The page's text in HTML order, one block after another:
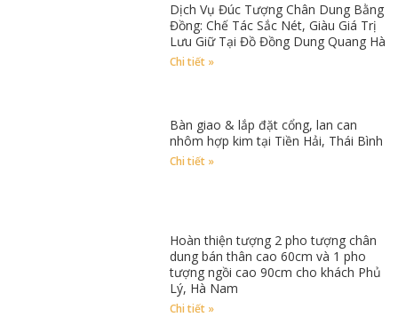
Dịch Vụ Đúc Tượng Chân Dung Bằng
Đồng: Chế Tác Sắc Nét, Giàu Giá Trị
Lưu Giữ Tại Đồ Đồng Dung Quang Hà
Chi tiết »
Bàn giao & lắp đặt cổng, lan can
nhôm hợp kim tại Tiền Hải, Thái Bình
Chi tiết »
Hoàn thiện tượng 2 pho tượng chân
dung bán thân cao 60cm và 1 pho
tượng ngồi cao 90cm cho khách Phủ
Lý, Hà Nam
Chi tiết »